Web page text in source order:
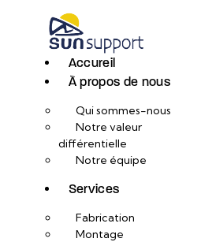
Accureil
À propos de nous
Qui sommes-nous
Notre valeur
différentielle
Notre équipe
Services
Fabrication
Montage